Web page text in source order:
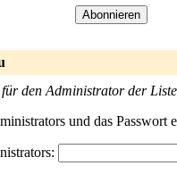
den Administrator der
und das